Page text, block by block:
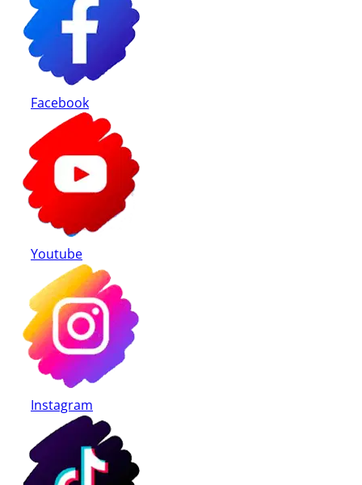
Facebook
Youtube
Instagram